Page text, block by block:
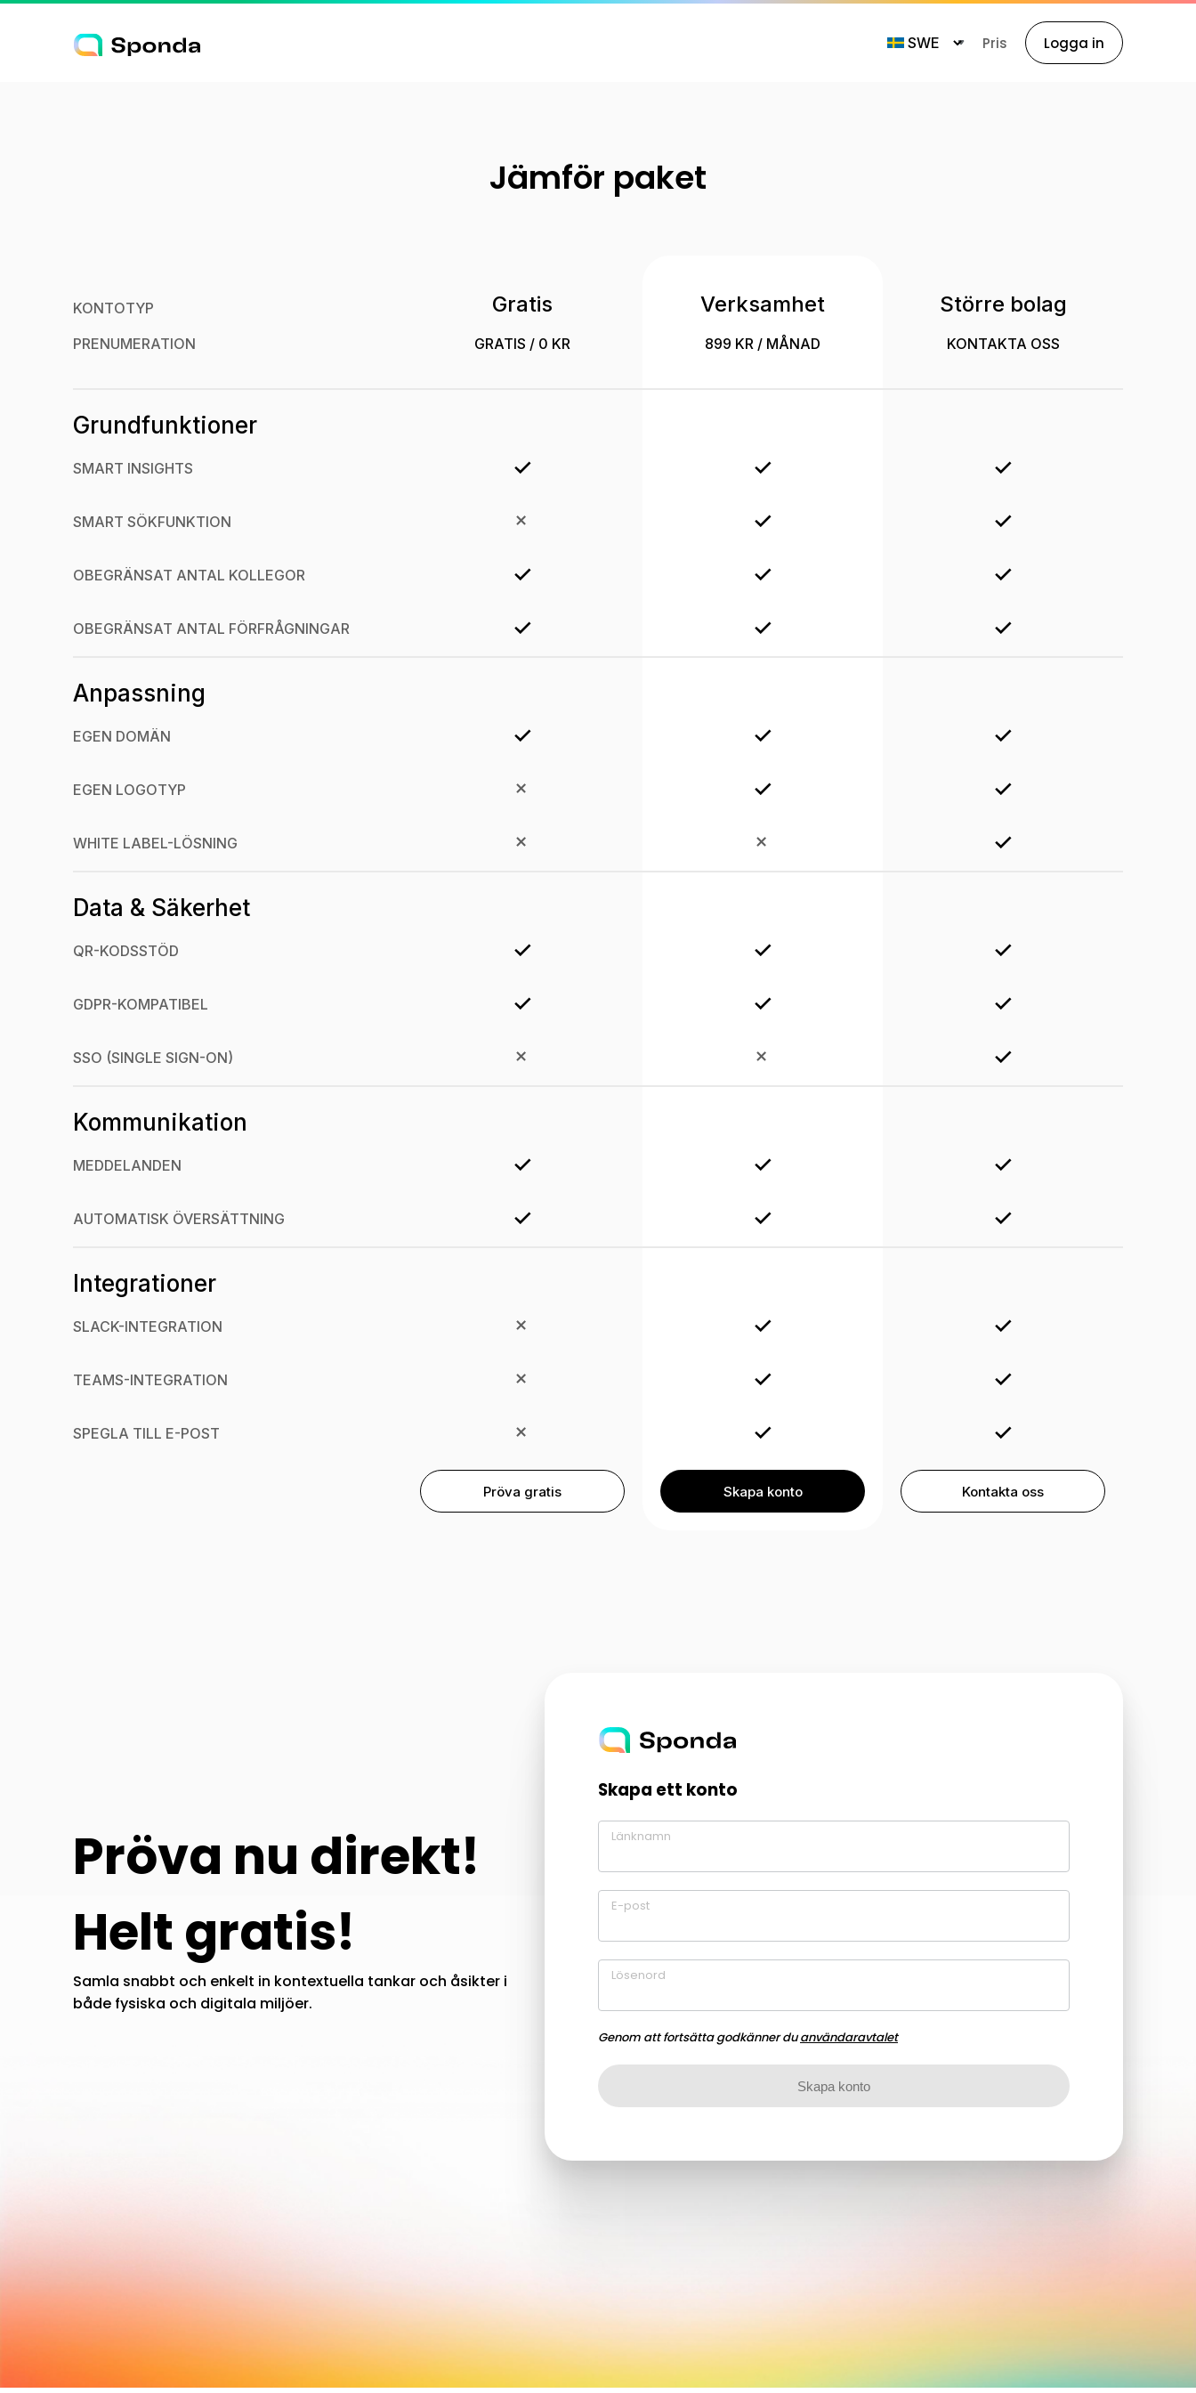
Pris Logga in
Jämför paket
KONTOTYP Gratis Verksamhet Större bolag
PRENUMERATION GRATIS / 0 KR 899 KR / MÅNAD KONTAKTA OSS
Grundfunktioner
SMART INSIGHTS
SMART SÖKFUNKTION
OBEGRÄNSAT ANTAL KOLLEGOR
OBEGRÄNSAT ANTAL FÖRFRÅGNINGAR
Anpassning
EGEN DOMÄN
EGEN LOGOTYP
WHITE LABEL-LÖSNING
Data & Säkerhet
QR-KODSSTÖD
GDPR-KOMPATIBEL
SSO (SINGLE SIGN-ON)
Kommunikation
MEDDELANDEN
AUTOMATISK ÖVERSÄTTNING
Integrationer
SLACK-INTEGRATION
TEAMS-INTEGRATION
SPEGLA TILL E-POST
Pröva gratis Skapa konto Kontakta oss
Pröva nu direkt!
Helt gratis!
Samla snabbt och enkelt in kontextuella tankar och åsikter i
både fysiska och digitala miljöer.
Skapa ett konto
Länknamn
E-post
Lösenord
Genom att fortsätta godkänner duanvändaravtalet
Skapa konto